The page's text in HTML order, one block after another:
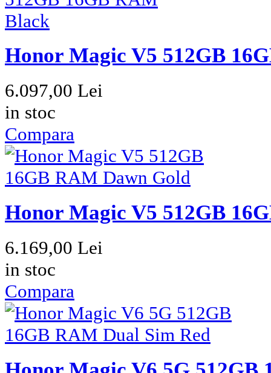
Honor Magic V5 512GB
6.097,00 Lei
in stoc
Compara
Honor Magic V5 512GB
6.169,00 Lei
in stoc
Compara